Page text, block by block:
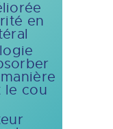
en
le cou